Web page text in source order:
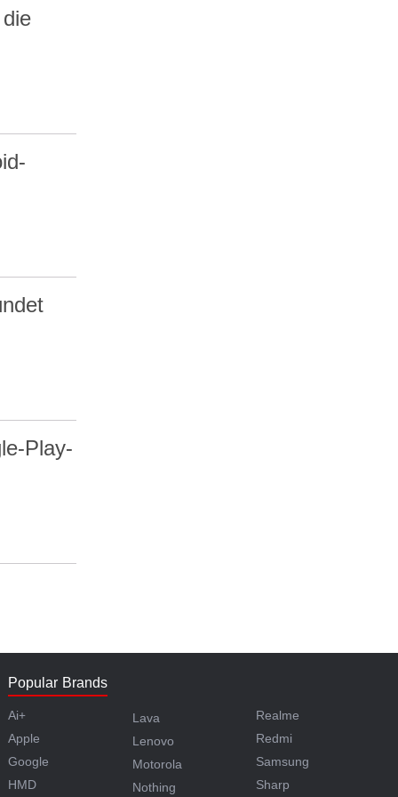
Play-
Popular Brands
Ai+
Apple
Google
HMD
Lava
Lenovo
Motorola
Nothing
Realme
Redmi
Samsung
Sharp